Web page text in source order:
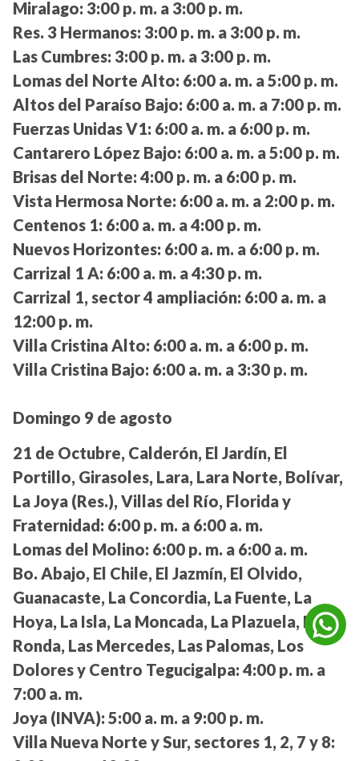
Miralago: 3:00 p. m. a 3:00 p. m.
Res. 3 Hermanos: 3:00 p. m. a 3:00 p. m.
Las Cumbres: 3:00 p. m. a 3:00 p. m.
Lomas del Norte Alto: 6:00 a. m. a 5:00 p. m.
Altos del Paraíso Bajo: 6:00 a. m. a 7:00 p. m.
Fuerzas Unidas V1: 6:00 a. m. a 6:00 p. m.
Cantarero López Bajo: 6:00 a. m. a 5:00 p. m.
Brisas del Norte: 4:00 p. m. a 6:00 p. m.
Vista Hermosa Norte: 6:00 a. m. a 2:00 p. m.
Centenos 1: 6:00 a. m. a 4:00 p. m.
Nuevos Horizontes: 6:00 a. m. a 6:00 p. m.
Carrizal 1 A: 6:00 a. m. a 4:30 p. m.
Carrizal 1, sector 4 ampliación: 6:00 a. m. a
12:00 p. m.
Villa Cristina Alto: 6:00 a. m. a 6:00 p. m.
Villa Cristina Bajo: 6:00 a. m. a 3:30 p. m.
Domingo 9 de agosto
21 de Octubre, Calderón, El Jardín, El
Portillo, Girasoles, Lara, Lara Norte, Bolívar,
La Joya (Res.), Villas del Río, Florida y
Fraternidad: 6:00 p. m. a 6:00 a. m.
Lomas del Molino: 6:00 p. m. a 6:00 a. m.
Bo. Abajo, El Chile, El Jazmín, El Olvido,
Guanacaste, La Concordia, La Fuente, La
Hoya, La Isla, La Moncada, La Plazuela, La
Ronda, Las Mercedes, Las Palomas, Los
Dolores y Centro Tegucigalpa: 4:00 p. m. a
7:00 a. m.
Joya (INVA): 5:00 a. m. a 9:00 p. m.
Villa Nueva Norte y Sur, sectores 1, 2, 7 y 8: